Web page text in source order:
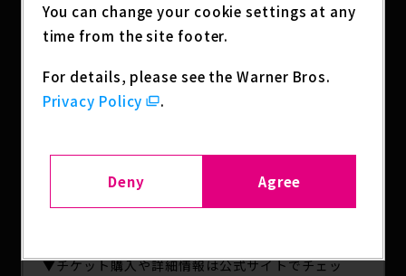
モスキーノを演じるのは、さまざまな作品で活躍を
見せる声優・阿座上洋平氏。
ノの演技にも是非、ご注目下さい！
ンテンツ「モスキーノの悪夢占い」も公開いたしま
す。なかにはモスキーノが仕掛けた「謎」も隠され
▼チケット購入や詳細情報は公式サイトでチェッ
You can change your cookie settings at any
time from the site footer.
For details, please see the Warner Bros.
Privacy Policy
.
Deny Agree